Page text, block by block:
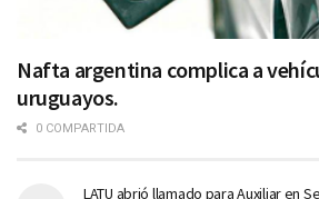
Nafta argentina complica a
uruguayos.
0 COMPARTIDA
LATU abrió llamado para Auxiliar en